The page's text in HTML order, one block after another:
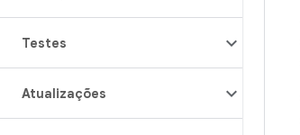
Testes
Atualizações